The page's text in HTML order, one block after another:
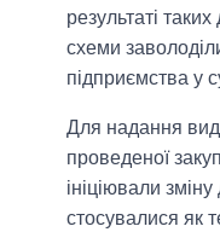
результаті
схеми
підприємства у
Для надання
проведеної
ініціювали зміну
стосувалися як